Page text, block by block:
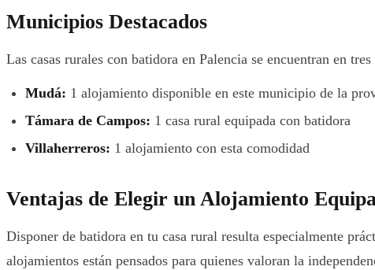
Municipios Destacados
Las casas rurales con batidora en Palencia se encuentran en
Mudá: 1 alojamiento disponible en este municipio de la
Támara de Campos: 1 casa rural equipada con batidora
Villaherreros: 1 alojamiento con esta comodidad
Ventajas de Elegir un Alojamiento
Disponer de batidora en tu casa rural resulta especialmente
alojamientos están pensados para quienes valoran la